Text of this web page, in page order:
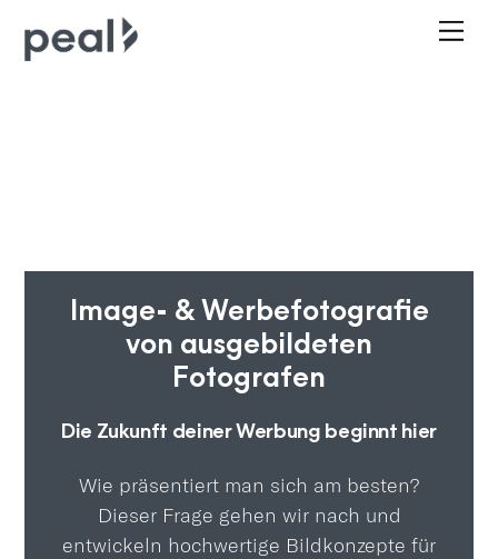
Image- & Werbefotografie
von ausgebildeten
Fotografen
Die Zukunft deiner Werbung beginnt hier
Wie präsentiert man sich am besten?
Dieser Frage gehen wir nach und
entwickeln hochwertige Bildkonzepte für